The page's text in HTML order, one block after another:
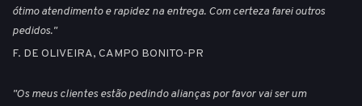
ótimo atendimento e rapidez na entrega. Com certeza farei outros
pedidos."
F. DE OLIVEIRA, CAMPO BONITO-PR
"Os meus clientes estão pedindo alianças por favor vai ser um